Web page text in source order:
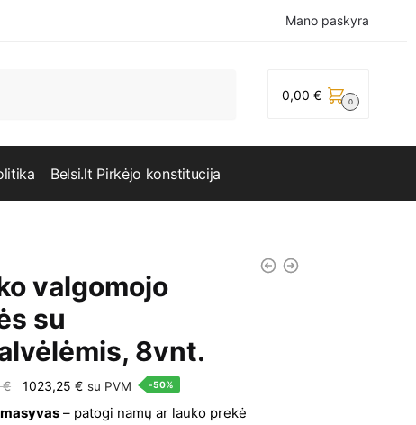
Mano paskyra
0,00 € 0
Belsi.lt Pirkėjo konstitucija
valgomojo
su
8vnt.
€
Original
price
1023,25€Current
price
su PVM -50%
– patogi namų ar lauko prekė